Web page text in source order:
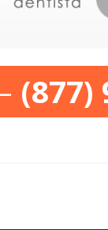
(877)